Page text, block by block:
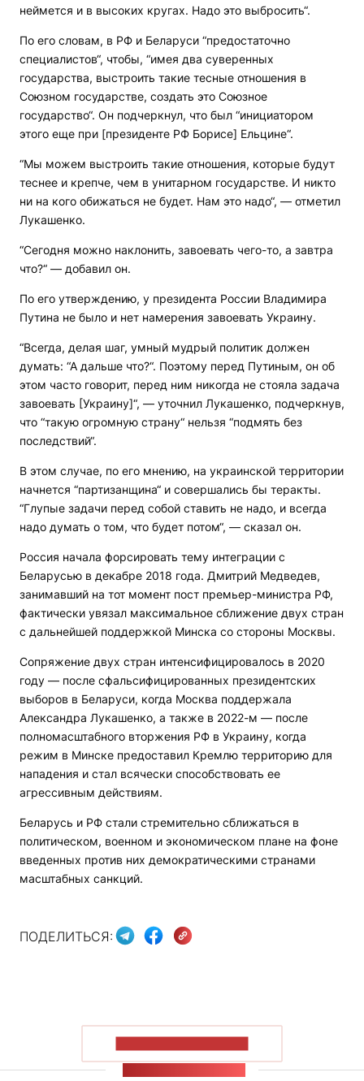
неймется и в высоких кругах. Надо это выбросить“.
По его словам, в РФ и Беларуси “предостаточно
специалистов“, чтобы, “имея два суверенных
государства, выстроить такие тесные отношения в
Союзном государстве, создать это Союзное
государство“. Он подчеркнул, что был “инициатором
этого еще при [президенте РФ Борисе] Ельцине“.
“Мы можем выстроить такие отношения, которые будут
теснее и крепче, чем в унитарном государстве. И никто
ни на кого обижаться не будет. Нам это надо“, — отметил
Лукашенко.
“Сегодня можно наклонить, завоевать чего-то, а завтра
что?“ — добавил он.
По его утверждению, у президента России Владимира
Путина не было и нет намерения завоевать Украину.
“Всегда, делая шаг, умный мудрый политик должен
думать: “А дальше что?“. Поэтому перед Путиным, он об
этом часто говорит, перед ним никогда не стояла задача
завоевать [Украину]“, — уточнил Лукашенко, подчеркнув,
что “такую огромную страну“ нельзя “подмять без
последствий“.
В этом случае, по его мнению, на украинской территории
начнется “партизанщина“ и совершались бы теракты.
“Глупые задачи перед собой ставить не надо, и всегда
надо думать о том, что будет потом“, — сказал он.
Россия начала форсировать тему интеграции с
Беларусью в декабре 2018 года. Дмитрий Медведев,
занимавший на тот момент пост премьер-министра РФ,
фактически увязал максимальное сближение двух стран
с дальнейшей поддержкой Минска со стороны Москвы.
Сопряжение двух стран интенсифицировалось в 2020
году — после сфальсифицированных президентских
выборов в Беларуси, когда Москва поддержала
Александра Лукашенко, а также в 2022-м — после
полномасштабного вторжения РФ в Украину, когда
режим в Минске предоставил Кремлю территорию для
нападения и стал всячески способствовать ее
агрессивным действиям.
Беларусь и РФ стали стремительно сближаться в
политическом, военном и экономическом плане на фоне
введенных против них демократическими странами
масштабных санкций.
ПОДЕЛИТЬСЯ: